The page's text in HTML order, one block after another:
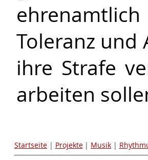
Toleranz und
ihre Strafe
arbeiten
Startseite | Projekte | Musik |